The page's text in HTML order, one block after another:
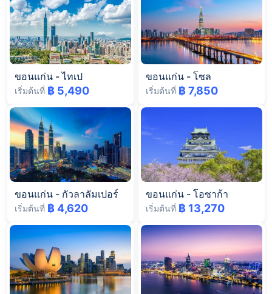
ขอนแก่น -ไทเป
เริ่มต้นที่ ฿ 5,490
ขอนแก่น - โซล
เริ่มต้นที่ ฿ 7,850
ขอนแก่น - กัวลาลัมเปอร์
เริ่มต้นที่ ฿ 4,620
ขอนแก่น - โอซาก้า
เริ่มต้นที่ ฿ 13,270